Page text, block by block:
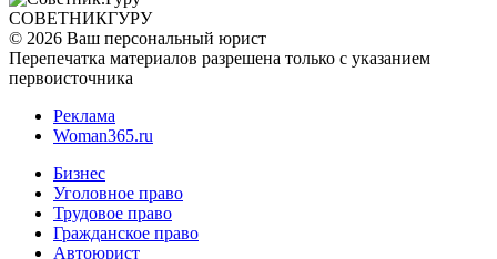
СОВЕТНИКГУРУ
© 2026 Ваш персональный юрист
Перепечатка материалов разрешена только с указанием
первоисточника
Реклама
Woman365.ru
Бизнес
Уголовное право
Трудовое право
Гражданское право
Автоюрист